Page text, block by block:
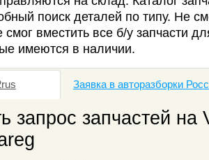
поиск деталей по типу. Не
смог вместить все б/у запчасти
имеются в наличии.
Заявка в авторазборки
запрос запчастей на